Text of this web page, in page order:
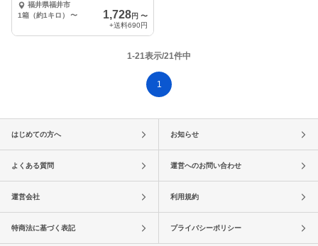
福井県福井市
1箱（約1キロ）
〜 1,728円 〜
+送料690円
1-21表示/21件中
1
はじめての方へ お知らせ
よくある質問 運営へのお問い合わせ
運営会社 利用規約
特商法に基づく表記 プライバシーポリシー